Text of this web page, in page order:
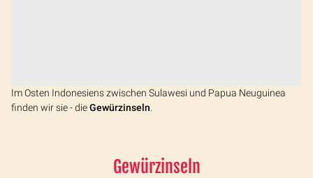
Im Osten Indonesiens zwischen Sulawesi und Papua Neuguinea
finden wir sie - dieGewürzinseln
Gewürzinseln